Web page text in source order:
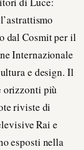
dal Cosmit per il
Internazionale
e design. Il
orizzonti più
riviste di
Rai e
esposti nella